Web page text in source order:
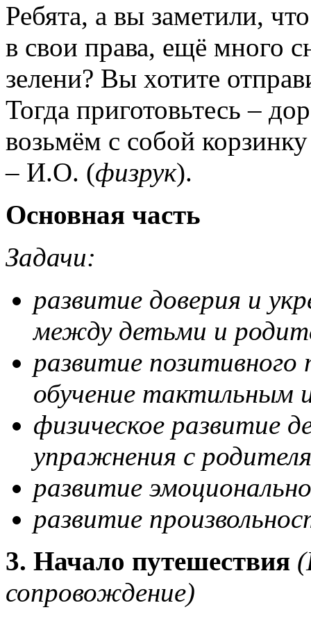
Ребята, а вы заметили,
в свои права, ещё много
зелени? Вы хотите
Тогда приготовьтесь –
возьмём с собой
– И.О. (физрук).
Основная часть
Задачи:
развитие доверия и
между детьми и
развитие
обучение тактильным
физическое развитие
упражнения с
развитие
развитие
3. Начало путешествия
сопровождение)